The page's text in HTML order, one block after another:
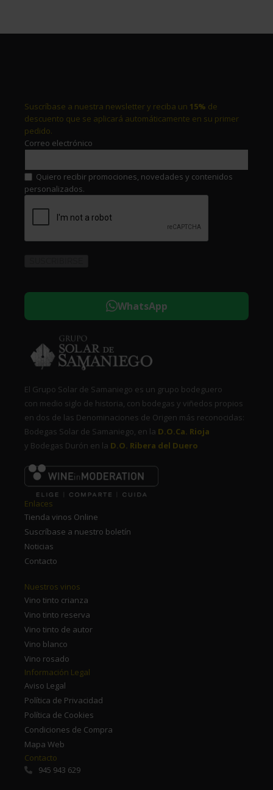
Suscríbase a nuestra newsletter y reciba un 15% de
descuento que se aplicará automáticamente en su primer
pedido.
Correo electrónico
Quiero recibir promociones, novedades y contenidos
personalizados.
WhatsApp
El Grupo Solar de Samaniego es un grupo bodeguero
con medio siglo de historia, con bodegas y viñedos propios
en dos de las Denominaciones de Origen más reconocidas:
Bodegas Solar de Samaniego, en la D.O.Ca. Rioja
y Bodegas Durón en la D.O. Ribera del Duero
Enlaces
Tienda vinos Online
Suscríbase a nuestro boletín
Noticias
Contacto
Nuestros vinos
Vino tinto crianza
Vino tinto reserva
Vino tinto de autor
Vino blanco
Vino rosado
Información Legal
Aviso Legal
Política de Privacidad
Política de Cookies
Condiciones de Compra
Mapa Web
Contacto
945 943 629